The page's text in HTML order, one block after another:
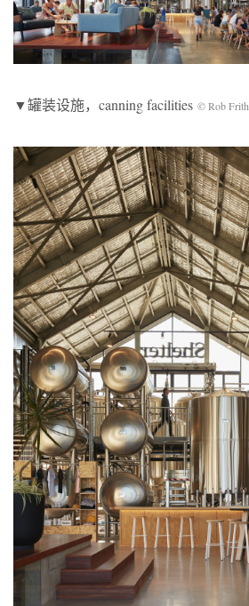
▼罐装设施，canning facilities © Rob Frith